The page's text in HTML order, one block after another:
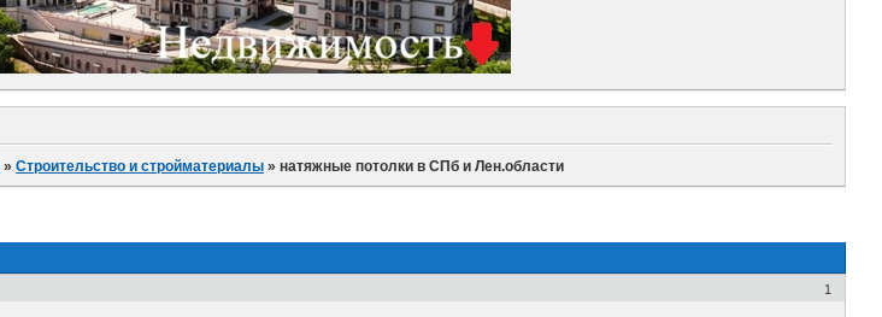
»Строительство и стройматериалы »натяжные потолки в СПб и Лен.области
1